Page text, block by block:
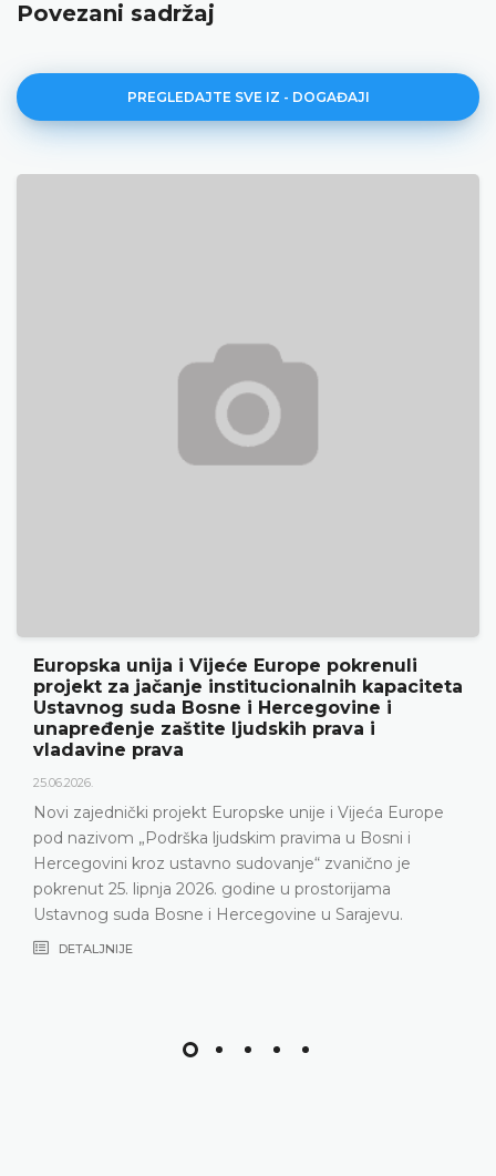
Povezani sadržaj
PREGLEDAJTE SVE IZ - DOGAĐAJI
Europe
Ustavni sud BiH predstavio godišnje
rezultate rada i novu publikaciju
18.05.2026.
Ustavni sud Bosne i Hercegovine je 15.
Ustavnog suda u 2025. godini, ali i izazovi s
Ustavni sud suočava posljednjih godina,
nepopunjenosti sudačkog sastava
DETALJNIJE